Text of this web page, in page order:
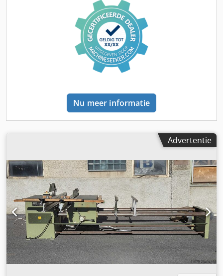
Nu meer informatie
Advertentie